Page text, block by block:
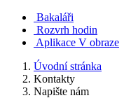
Bakaláři
Rozvrh hodin
Aplikace V obraze
Úvodní stránka
Kontakty
Napište nám